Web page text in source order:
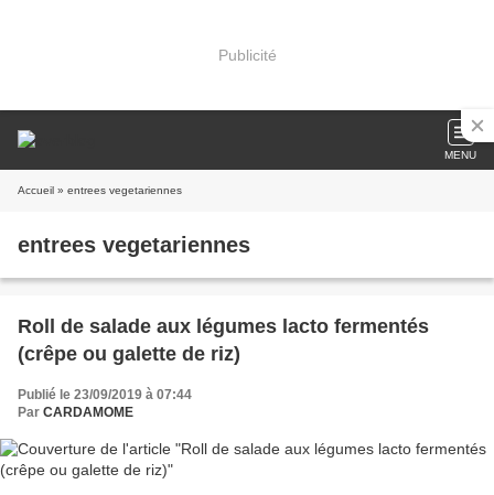
Publicité
MENU
Accueil » entrees vegetariennes
entrees vegetariennes
Roll de salade aux légumes lacto fermentés
(crêpe ou galette de riz)
Publié le 23/09/2019 à 07:44
Par CARDAMOME